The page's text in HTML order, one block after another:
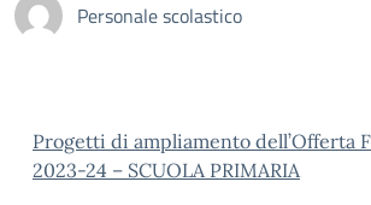
Personale scolastico
Progetti di ampliamento dell’Offerta
2023-24 – SCUOLA PRIMARIA